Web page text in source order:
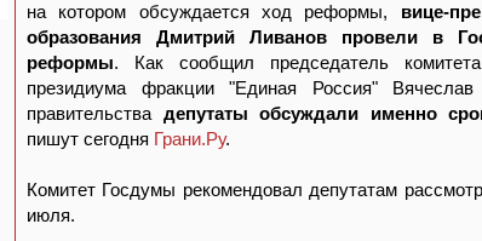
на котором обсуждается ход реформы, вице-
образования Дмитрий Ливанов провели в
реформы. Как сообщил председатель
президиума фракции "Единая Россия"
правительства депутаты обсуждали именно
пишут сегодня Грани.Ру.
Комитет Госдумы рекомендовал депутатам
июля.